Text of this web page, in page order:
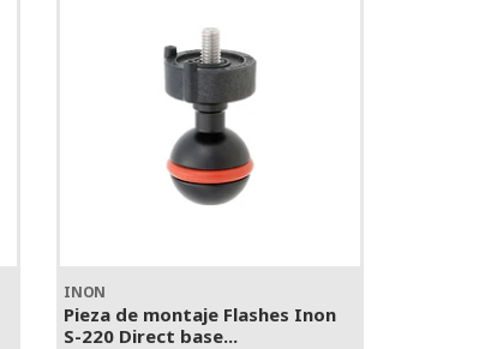
INON
Pieza de montaje Flashes Inon
S-220 Direct base...